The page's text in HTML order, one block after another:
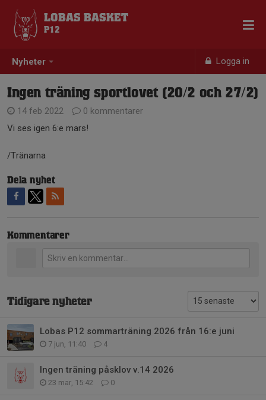
Nyheter Logga in
LOBAS BASKET
P12
Ingen träning sportlovet (20/2 och 27/2)
14 feb 2022
0 kommentarer
Vi ses igen 6:e mars!
/Tränarna
Dela nyhet
Kommentarer
Tidigare nyheter
Lobas P12 sommarträning 2026 från 16:e juni
7 jun, 11:40 4
Ingen träning påsklov v.14 2026
23 mar, 15:42 0